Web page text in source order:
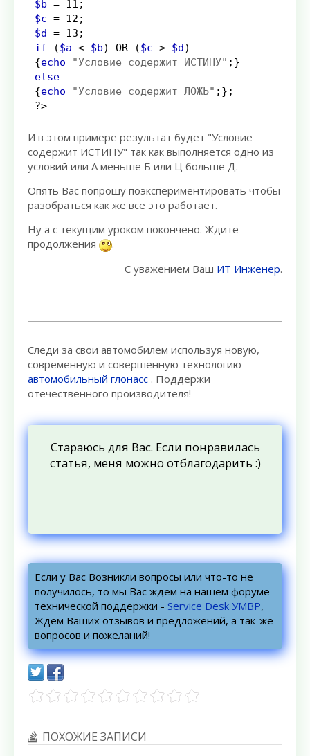
$b = 11 ;
$c = 12 ;
$d
= 13 ;
if
($a < $b) OR ($c > $d )
{echo "Условие содержит ИСТИНУ" ; }
else
{echo "Условие содержит ЛОЖЬ" ; } ;
?>
И в этом примере результат будет "Условие
содержит ИСТИНУ" так как выполняется одно из
условий или А меньше Б или Ц больше Д.
Опять Вас попрошу поэкспериментировать чтобы
разобраться как же все это работает.
Ну а с текущим уроком покончено. Ждите
продолжения
.
С уважением Ваш ИТ Инженер.
Следи за свои автомобилем используя новую,
современную и совершенную технологию
автомобильный глонасс . Поддержи
отечественного производителя!
Стараюсь для Вас. Если понравилась
статья, меня можно отблагодарить :)
Если у Вас Возникли вопросы или что-то не
получилось, то мы Вас ждем на нашем форуме
технической поддержки - Service Desk УМВР,
Ждем Ваших отзывов и предложений, а так-же
вопросов и пожеланий!
ПОХОЖИЕ ЗАПИСИ